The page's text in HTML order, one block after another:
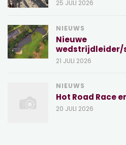
25 JULI 2026
NIEUWS
Nieuwe
wedstrijdleider/
21 JULI 2026
NIEUWS
Hot Road Race
20 JULI 2026